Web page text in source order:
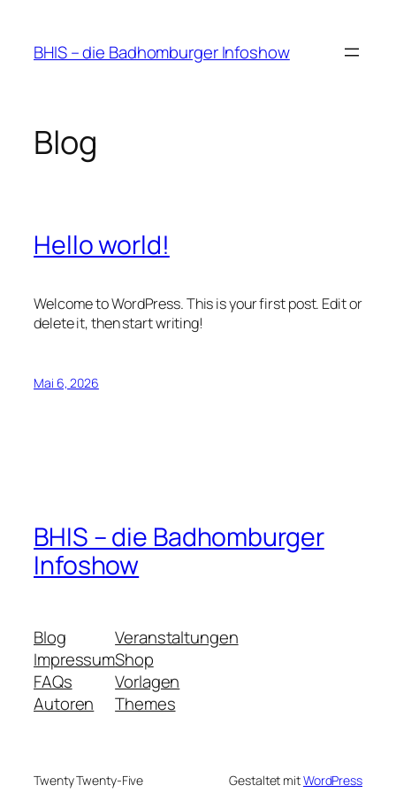
springen
BHIS – die Badhomburger Infoshow
Blog
Hello world!
Welcome to WordPress. This is your first post. Edit or
delete it, then start writing!
Mai 6, 2026
BHIS – die Badhomburger
Infoshow
Blog
Impressum
FAQs
Autoren
Veranstaltungen
Shop
Vorlagen
Themes
Twenty Twenty-Five Gestaltet mitWordPress